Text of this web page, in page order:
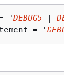
= ' DEBUG5 |
= '